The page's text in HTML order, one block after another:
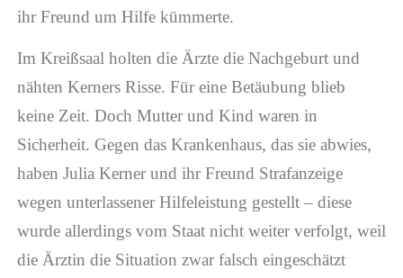
ihr Freund um Hilfe kümmerte.
Im Kreißsaal holten die Ärzte die Nachgeburt und
nähten Kerners Risse. Für eine Betäubung blieb
keine Zeit. Doch Mutter und Kind waren in
Sicherheit. Gegen das Krankenhaus, das sie abwies,
haben Julia Kerner und ihr Freund Strafanzeige
wegen unterlassener Hilfeleistung gestellt – diese
wurde allerdings vom Staat nicht weiter verfolgt, weil
die Ärztin die Situation zwar falsch eingeschätzt